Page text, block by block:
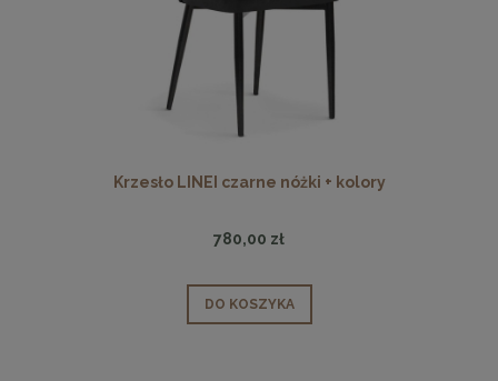
Krzesło LINEI czarne nóżki + kolory
780,00 zł
DO KOSZYKA